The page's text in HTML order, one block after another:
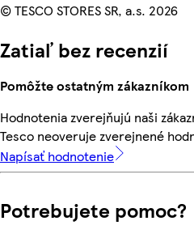
© TESCO STORES SR, a.s. 2026
Zatiaľ bez recenzií
Pomôžte ostatným zákazníkom
Hodnotenia zverejňujú naši
Tesco neoveruje zverejnené
Napísať hodnotenie
Potrebujete pomoc?